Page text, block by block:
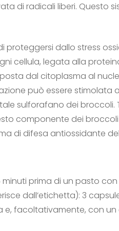
di radicali liberi. Questo
proteggersi dallo stress
cellula, legata alla
dal citoplasma al
può essere
sulforafano dei
componente dei
di difesa antiossidante
prima di un pasto
dall’etichetta): 3
facoltativamente, con